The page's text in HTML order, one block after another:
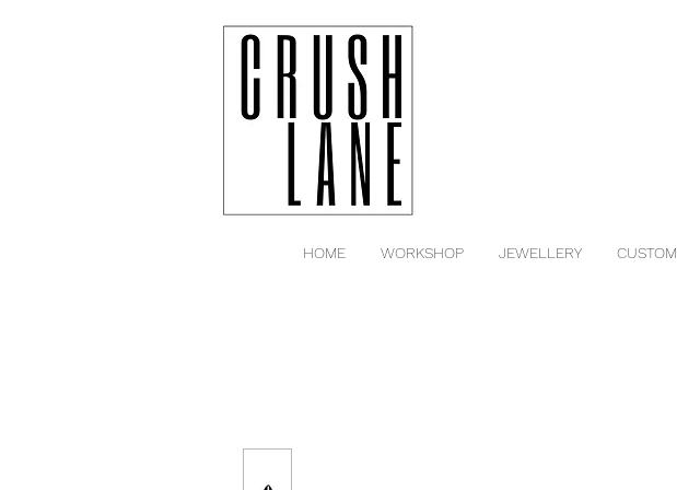
HOME WORKSHOP JEWELLERY CUSTOM